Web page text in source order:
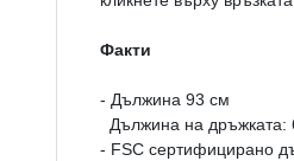
Факти
- Дължина 93 см
Дължина на дръжката:
- FSC сертифицирано